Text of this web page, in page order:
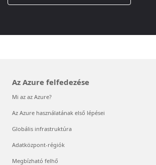
Az Azure felfedezése
Mi az az Azure?
Az Azure használatának első lépései
Globális infrastruktúra
Adatközpont-régiók
Megbízható felhő